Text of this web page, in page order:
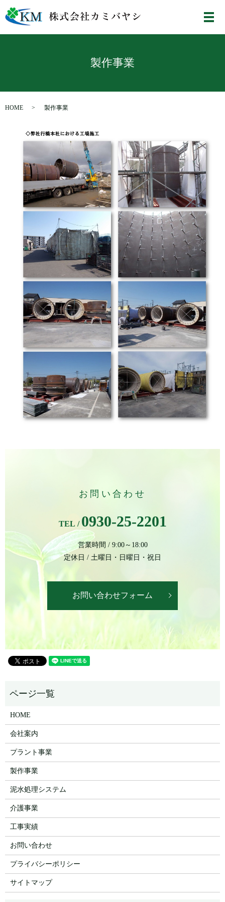
メ
製作事業
HOME 製作事業
お問い合わせ
TEL / 0930-25-2201
営業時間 / 9:00～18:00
定休日 / 土曜日・日曜日・祝日
お問い合わせフォーム
HOME
会社案内
プラント事業
製作事業
泥水処理システム
介護事業
工事実績
お問い合わせ
プライバシーポリシー
サイトマップ